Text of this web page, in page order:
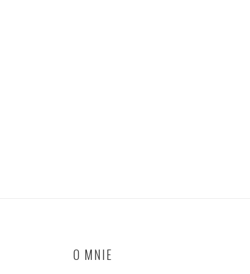
O MNIE